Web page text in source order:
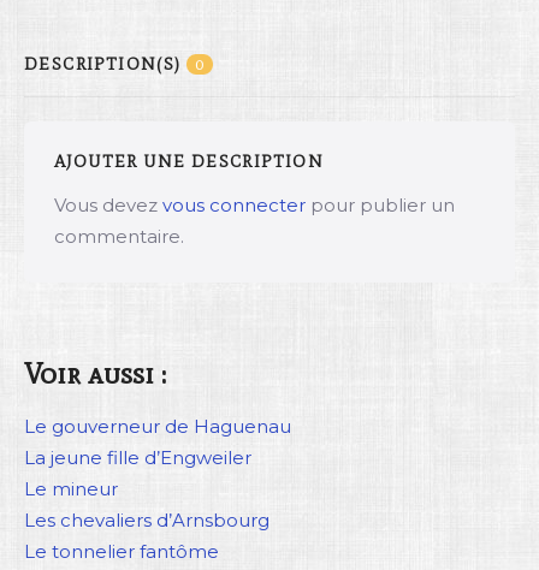
DESCRIPTION(S) 0
AJOUTER UNE DESCRIPTION
Vous devez vous connecter pour publier un
commentaire.
Voir aussi :
Le gouverneur de Haguenau
La jeune fille d’Engweiler
Le mineur
Les chevaliers d’Arnsbourg
Le tonnelier fantôme